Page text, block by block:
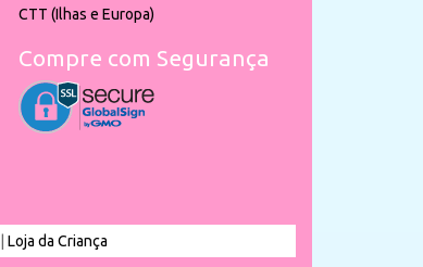
CTT (Ilhas e Europa)
Compre com Segurança
Loja da Criança